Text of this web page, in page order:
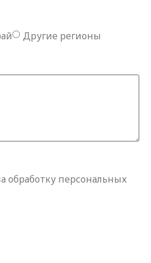
Другие регионы
обработку персональных